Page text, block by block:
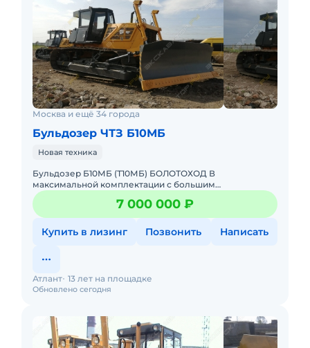
Москва и ещё 34 города
Бульдозер ЧТЗ Б10МБ
Новая техника
Бульдозер Б10МБ (Т10МБ) БОЛОТОХОД В
максимальной комплектации с большим
ассортиментов навесного оборудования Официальная
гарантия до 6000 м.ч и обслуживание по
7 000 000 ₽
Купить в лизинг Позвонить Написать
Обновлено сегодня
Атлант 13 лет на площадке